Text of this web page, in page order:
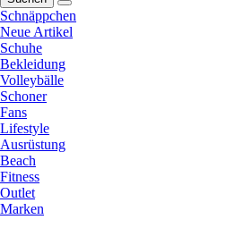
Schnäppchen
Neue Artikel
Schuhe
Bekleidung
Volleybälle
Schoner
Fans
Lifestyle
Ausrüstung
Beach
Fitness
Outlet
Marken